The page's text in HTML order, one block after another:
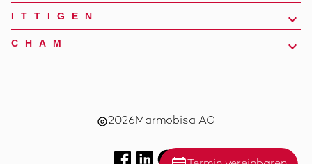
ITTIGEN
CHAM
copyright2026Marmobisa AG